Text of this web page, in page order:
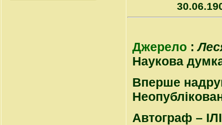
Джерело :
Наукова
Вперше
Автограф –